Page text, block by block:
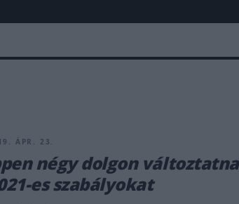
ÁPR. 23.
négy dolgon
es szabályokat